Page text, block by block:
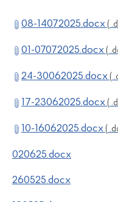
08-14072025.docx (
01-07072025.docx (
24-30062025.docx (
17-23062025.docx (
10-16062025.docx (
020625.docx
260525.docx